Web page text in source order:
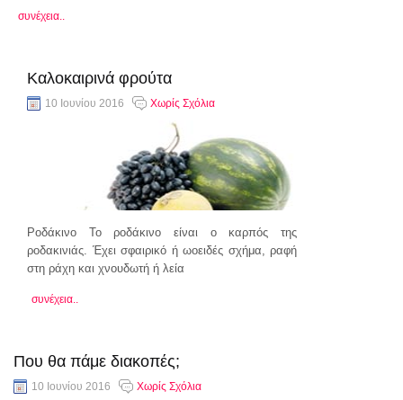
συνέχεια..
Καλοκαιρινά φρούτα
10 Ιουνίου 2016 Χωρίς Σχόλια
Ροδάκινο Το ροδάκινο είναι ο καρπός της
ροδακινιάς. Έχει σφαιρικό ή ωοειδές σχήμα, ραφή
στη ράχη και χνουδωτή ή λεία
συνέχεια..
Που θα πάμε διακοπές;
10 Ιουνίου 2016 Χωρίς Σχόλια